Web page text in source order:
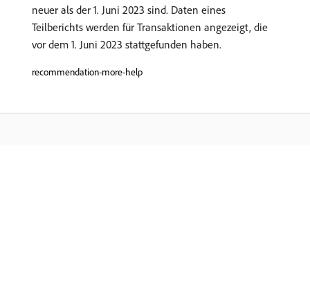
neuer als der 1. Juni 2023 sind. Daten eines
Teilberichts werden für Transaktionen angezeigt, die
vor dem 1. Juni 2023 stattgefunden haben.
recommendation-more-help